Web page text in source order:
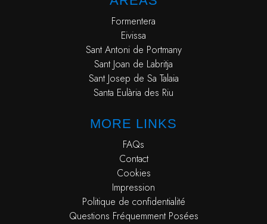
Formentera
Eivissa
Sant Antoni de Portmany
Sant Joan de Labritja
Sant Josep de Sa Talaia
Santa Eulària des Riu
MORE LINKS
FAQs
Contact
Cookies
Impression
Politique de confidentialité
Questions Fréquemment Posées